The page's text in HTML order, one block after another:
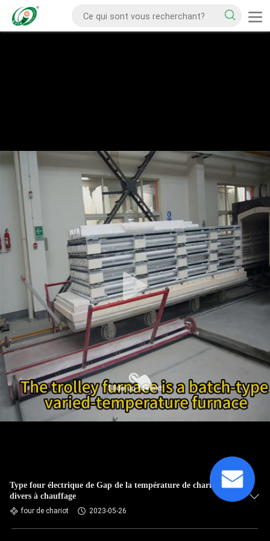
Type four électrique de Gap de la température de chariot
divers à chauffage
four de chariot 2023-05-26